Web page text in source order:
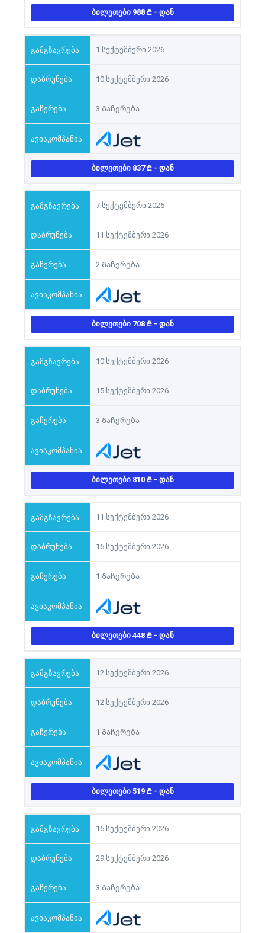
ᲑᲘᲚᲔᲗᲔᲑᲘ 988 - ᲓᲐᲜ
1 სექტემბერი 2026
10 სექტემბერი 2026
3 Გაჩერება
ᲑᲘᲚᲔᲗᲔᲑᲘ 837 - ᲓᲐᲜ
7 სექტემბერი 2026
11 სექტემბერი 2026
2 Გაჩერება
ᲑᲘᲚᲔᲗᲔᲑᲘ 708 - ᲓᲐᲜ
10 სექტემბერი 2026
15 სექტემბერი 2026
3 Გაჩერება
ᲑᲘᲚᲔᲗᲔᲑᲘ 810 - ᲓᲐᲜ
11 სექტემბერი 2026
15 სექტემბერი 2026
1 Გაჩერება
ᲑᲘᲚᲔᲗᲔᲑᲘ 448 - ᲓᲐᲜ
12 სექტემბერი 2026
12 სექტემბერი 2026
1 Გაჩერება
ᲑᲘᲚᲔᲗᲔᲑᲘ 519 - ᲓᲐᲜ
15 სექტემბერი 2026
29 სექტემბერი 2026
3 Გაჩერება